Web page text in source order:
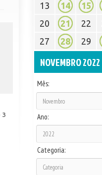
3
13
14 15
20
21 22
27
28 29
NOVEMBRO 2022
Mês:
Ano:
Categoria: